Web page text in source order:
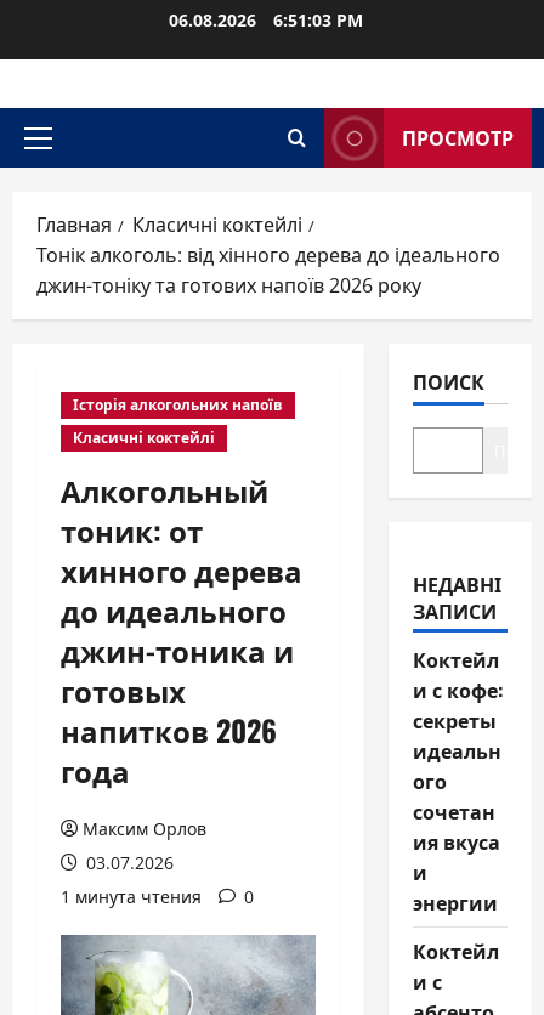
06.08.2026 6:51:04 PM
Основное
ПРОСМОТР
Главная
Класичні коктейлі
Тонік алкоголь: від хінного дерева до ідеального
джин-тоніку та готових напоїв 2026 року
Історія алкогольних напоїв
Класичні коктейлі
Алкогольный
тоник: от
хинного дерева
до идеального
джин-тоника и
готовых
напитков 2026
года
Максим Орлов
03.07.2026
1 минута чтения
0
ПОИСК
НЕДАВНІ
ЗАПИСИ
Коктейл
и с кофе:
секреты
идеальн
ого
сочетан
ия вкуса
и
энергии
Коктейл
и с